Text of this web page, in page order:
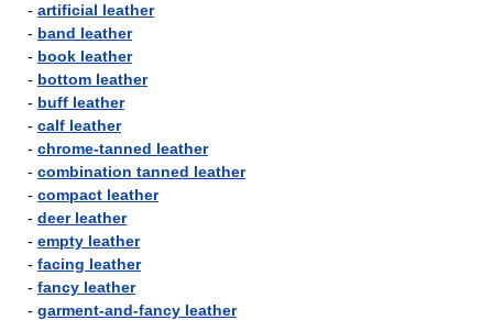
- artificial leather
- band leather
- book leather
- bottom leather
- buff leather
- calf leather
- chrome-tanned leather
- combination tanned leather
- compact leather
- deer leather
- empty leather
- facing leather
- fancy leather
- garment-and-fancy leather